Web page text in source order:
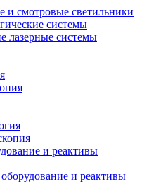
и смотровые светильники
системы
лазерные системы
и реактивы
и реактивы